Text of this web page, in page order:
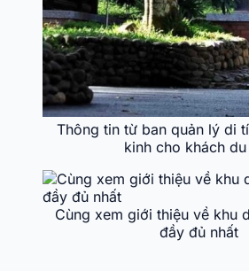
Thông tin từ ban quản lý di
kinh cho khách
Cùng xem giới thiệu về khu
đầy đủ nhất